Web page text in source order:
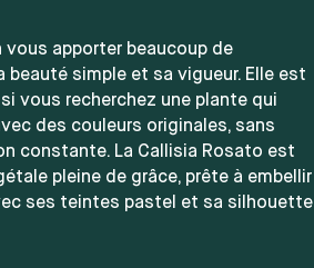
apporter beaucoup de
simple et sa vigueur. Elle est
vous recherchez une plante qui
des couleurs originales, sans
constante. La Callisia Rosato est
pleine de grâce, prête à embellir
ses teintes pastel et sa silhouette